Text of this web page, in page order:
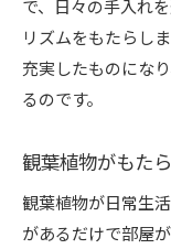
で、日々の手入れ
リズムをもたらし
充実したものにな
るのです。
観葉植物がもた
観葉植物が日常生
があるだけで部屋